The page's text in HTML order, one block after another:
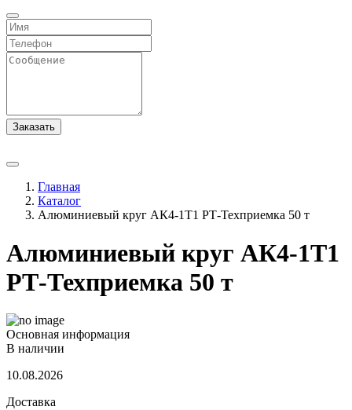
Заказать
Главная
Каталог
Алюминиевый круг АК4-1Т1 РТ-Техприемка 50 т
Алюминиевый круг АК4-1Т1
РТ-Техприемка 50 т
Основная информация
В наличии
10.08.2026
Доставка